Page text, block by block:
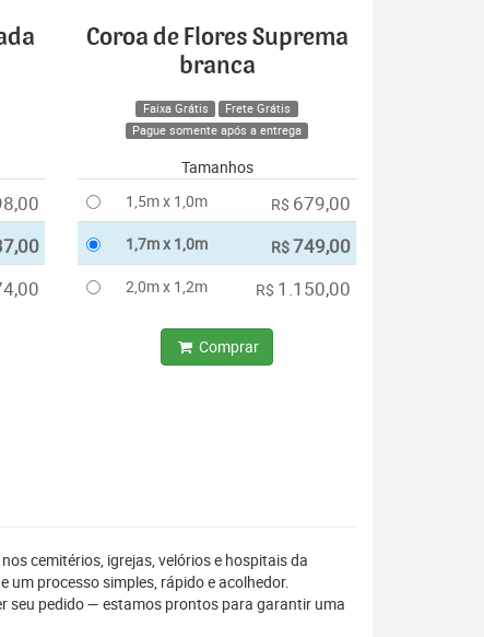
Coroa de Flores Suprema
branca
Faixa Grátis
Frete Grátis
Pague somente após a entrega
Tamanhos
1,5m x 1,0m
R$ 679,00
1,7m x 1,0m R$749,00
2,0m x 1,2m R$ 1.150,00
Comprar
nos cemitérios, igrejas, velórios e hospitais da
e um processo simples, rápido e acolhedor.
seu pedido — estamos prontos para garantir uma